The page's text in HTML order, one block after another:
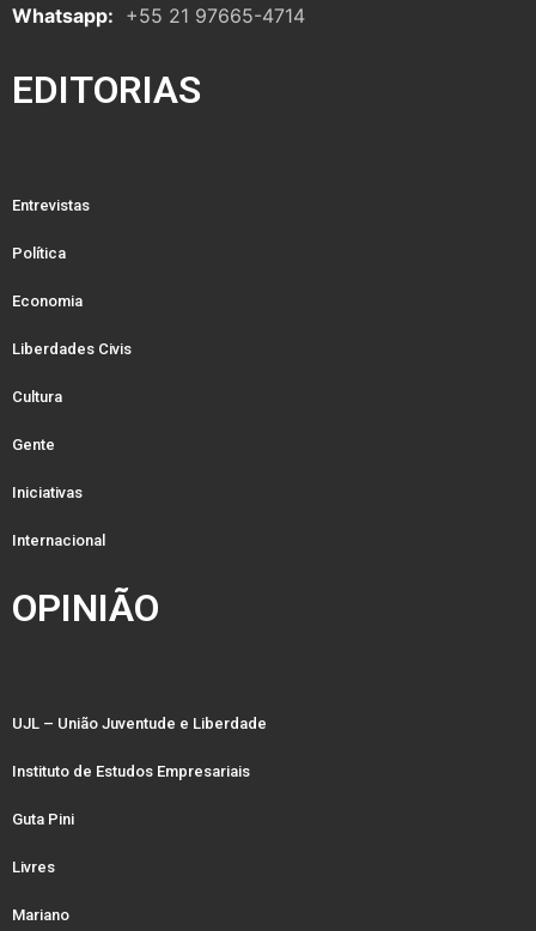
Whatsapp: +55 21 97665-4714
EDITORIAS
Entrevistas
Política
Economia
Liberdades Civis
Cultura
Gente
Iniciativas
Internacional
OPINIÃO
UJL – União Juventude e Liberdade
Instituto de Estudos Empresariais
Guta Pini
Livres
Mariano